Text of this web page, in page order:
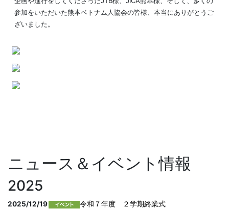
参加をいただいた熊本ベトナム人協会の皆様、本当にありがとうご
ざいました。
ニュース＆イベント情報
2025
2025/12/19 令和７年度 ２学期終業式